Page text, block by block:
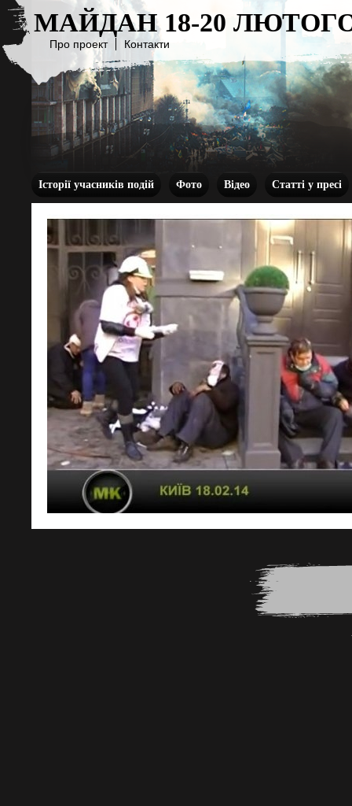
МАЙДАН 18-20
Про проект Контакти
Історії учасників подій Фото Відео Статті у пресі